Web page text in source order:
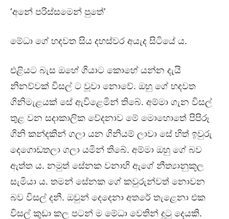
‘අනේ පරිස්සමෙන් පුතේ’
මේධා ගේ හදවත සිය දහස්වර අයැද සිටියේ ය.
එළියට බැස ඔහේ ගියාට කොහේ යන්න දැයි
නිනව්වක් විසල් ට වූවා නොවේ. ඔහු ගේ හදවත
ගිනිමැළයක් සේ ඇවිළෙමින් තිබේ. අම්මා ගැන විසල්
තුළ වන සදාකාලික වේදනාව මේ මොහොතේ පිපිරූ
ගිනි කන්දකින් ගලා යන ගිනියම් ලාවා සේ හිත් ඉවුරු
දෙගොඩතලා ගලා යමින් තිබේ. අම්මා ඔහු ගේ බව
ඇත්ත ය. නමුත් සේනක වනාහි ඇගේ නීත්‍යානුකූල
සැමියා ය. තමන් සේනක ගේ කවුරුන්වත් නොවන
බව විසල් දනී. ඔවුන් දෙදෙනා අතරේ තැළෙනා එක
විසල් කුඩා කල පටන් ම මේධා වෙතින් දුටු දෙයකි.